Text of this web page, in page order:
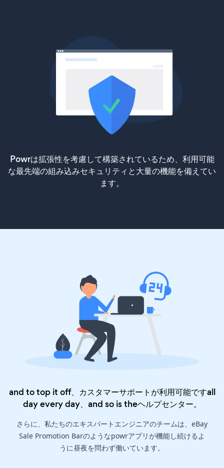
Powrは拡張性を考慮して構築されているため、利用可能
な最先端の組み込みセキュリティと大量の機能を備えてい
ます。
and to top it off、カスタマーサポートが利用可能ですall
day every day、and so is theヘルプセンター。
さらに、私たちのエキスパートエンジニアのチームは、eBay
Sale Promotion Barのようなpowrアプリが機能し続けるよ
うに昼夜を問わず働いています。